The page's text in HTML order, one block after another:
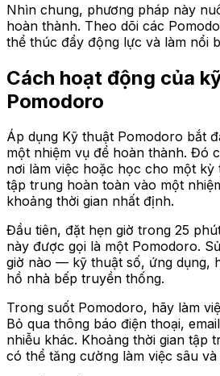
Nhìn chung, phương pháp này
hoàn thành. Theo dõi các
thể thúc đẩy động lực và làm nổi
Cách hoạt động của
Pomodoro
Áp dụng Kỹ thuật Pomodoro bắt
một nhiệm vụ để hoàn thành. Đó
nơi làm việc hoặc học cho một kỳ
tập trung hoàn toàn vào một
khoảng thời gian nhất định.
Đầu tiên, đặt hẹn giờ trong 25
này được gọi là một Pomodoro.
giờ nào — kỹ thuật số, ứng dụng,
hồ nhà bếp truyền thống.
Trong suốt Pomodoro, hãy làm
Bỏ qua thông báo điện thoại,
nhiễu khác. Khoảng thời gian tập
có thể tăng cường làm việc sâu và